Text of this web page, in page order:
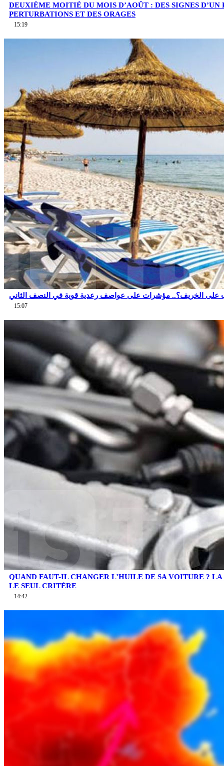
DEUXIÈME MOITIÉ DU MOIS D’AOÛT : DES SIGNES D’UN
PERTURBATIONS ET DES ORAGES
15:19
على الخريف؟.. مؤشرات على عواصف رعدية قوية في النصف الثاني
15:07
QUAND FAUT-IL CHANGER L’HUILE DE SA VOITURE ? LA
LE SEUL CRITÈRE
14:42